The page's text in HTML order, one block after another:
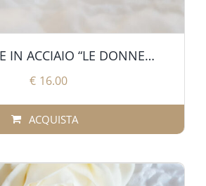
IN ACCIAIO “LE DONNE…
€ 16.00
ACQUISTA